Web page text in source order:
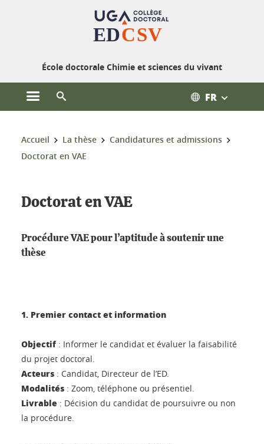
École doctorale Chimie et sciences du vivant
Ouvrir le menu principal FR
Vous êtes ici :
Accueil La thèse
Candidatures et admissions
Doctorat en VAE
Doctorat en VAE
Procédure VAE pour l’aptitude à soutenir une
thèse
1. Premier contact et information
Objectif : Informer le candidat et évaluer la faisabilité
du projet doctoral.
Acteurs : Candidat, Directeur de l’ED.
Modalités : Zoom, téléphone ou présentiel.
Livrable : Décision du candidat de poursuivre ou non
la procédure.